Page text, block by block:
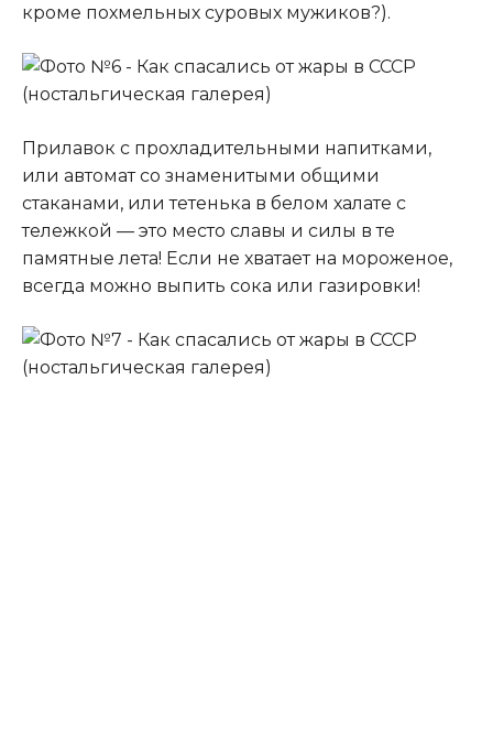
кроме похмельных суровых мужиков?).
Прилавок с прохладительными напитками,
или автомат со знаменитыми общими
стаканами, или тетенька в белом халате с
тележкой — это место славы и силы в те
памятные лета! Если не хватает на мороженое,
всегда можно выпить сока или газировки!